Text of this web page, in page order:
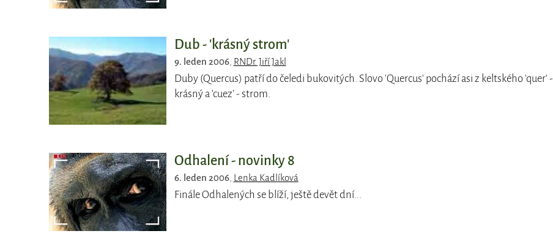
Dub - 'krásný strom'
9. leden 2006, RNDr. Jiří Jakl
Duby (Quercus) patří do čeledi bukovitých. Slovo 'Quercus' pochází asi z keltského 'quer' -
krásný a 'cuez' - strom.
Odhalení - novinky 8
6. leden 2006, Lenka Kadlíková
Finále Odhalených se blíží, ještě devět dní...